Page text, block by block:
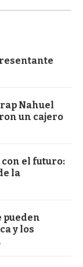
Nahuel
un cajero
con el futuro:
la
pueden
y los